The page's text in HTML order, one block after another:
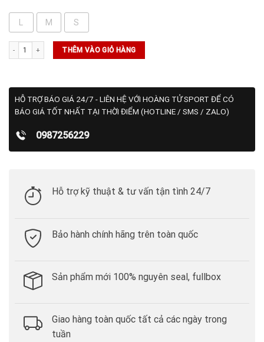
L M S
Áo Polo Sergio Tacchini Rombo (2111123-BKWE) số lượng
THÊM VÀO GIỎ HÀNG
HỖ TRỢ BÁO GIÁ 24/7 - LIÊN HỆ VỚI HOÀNG TỬ SPORT ĐỂ CÓ
BÁO GIÁ TỐT NHẤT TẠI THỜI ĐIỂM (HOTLINE / SMS / ZALO)
0987256229
Hỗ trợ kỹ thuật & tư vấn tận tình 24/7
Bảo hành chính hãng trên toàn quốc
Sản phẩm mới 100% nguyên seal, fullbox
Giao hàng toàn quốc tất cả các ngày trong
tuần